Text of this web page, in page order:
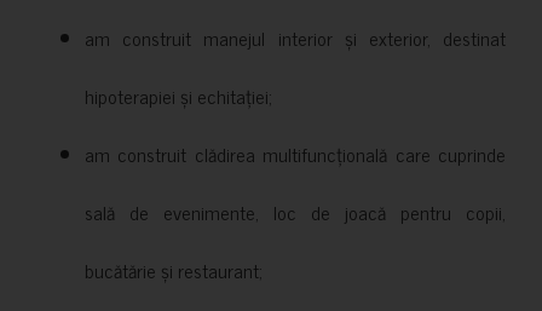
am construit manejul interior și exterior, destinat
hipoterapiei și echitației;
am construit clădirea multifuncțională care cuprinde
sală de evenimente, loc de joacă pentru copii,
bucătărie și restaurant;